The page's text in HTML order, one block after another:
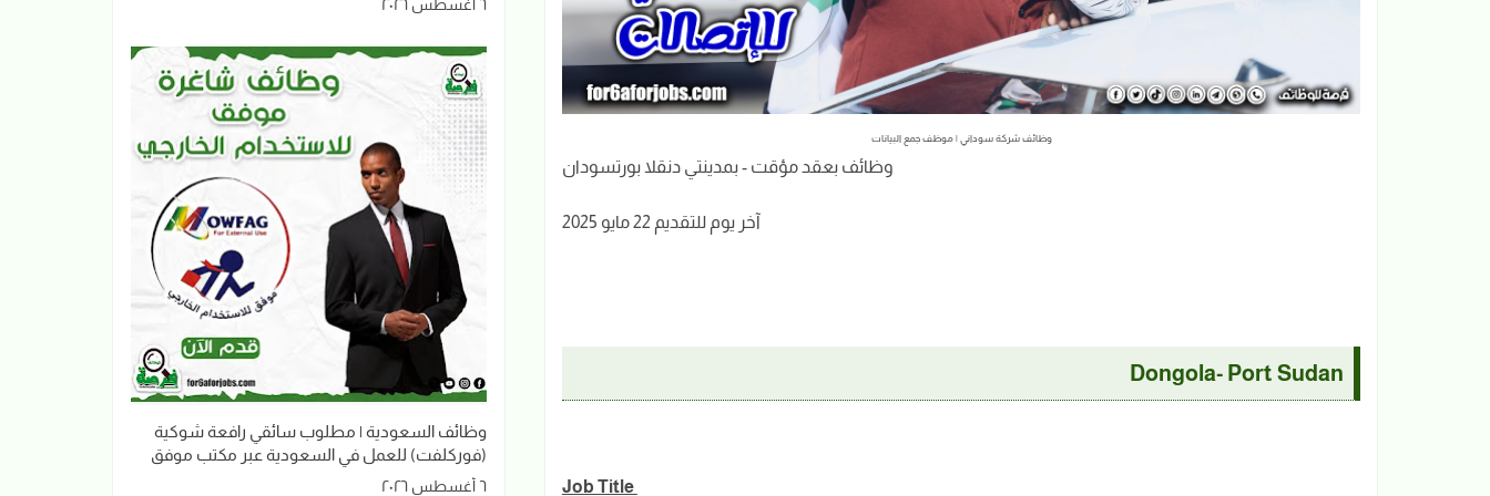
وظائف شركة سوداني | موظف جمع البيانات
وظائف بعقد مؤقت - بمدينتي دنقلا بورتسودان
آخر يوم للتقديم 22 مايو 2025
Dongola- Port Sudan
Job Title
٦ أغسطس ٢٠٢٦
وظائف السعودية | مطلوب سائقي رافعة شوكية
(فوركلفت) للعمل في السعودية عبر مكتب موفق
٦ أغسطس ٢٠٢٦